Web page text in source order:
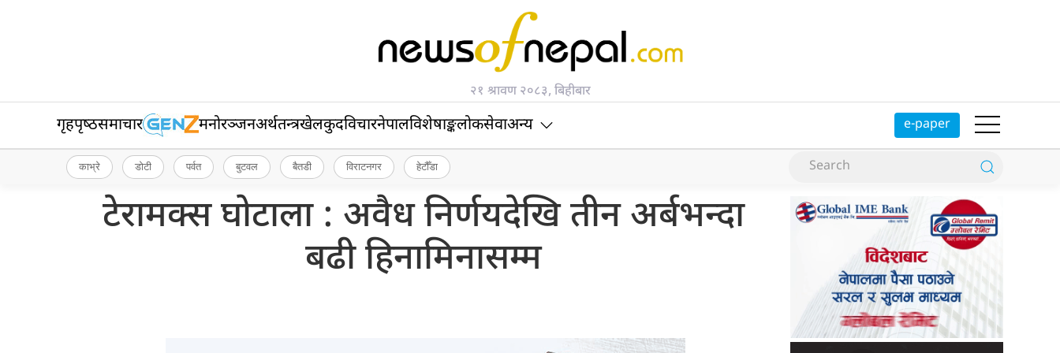
२१ श्रावण २०८३, बिहीबार
गृहपृष्‍ठसमाचार मनोरञ्जनअर्थतन्त्रखेलकुदविचारनेपालविशेषाङ्कलोकसेवाअन्य e-paper
काभ्रे डोटी पर्वत बुटवल बैतडी विराटनगर हेटौँडा
टेरामक्स घोटाला : अवैध निर्णयदेखि तीन अर्बभन्दा
बढी हिनामिनासम्म